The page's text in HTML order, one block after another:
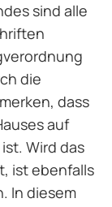
sind alle
die
dass
auf
Wird das
ist ebenfalls
In diesem